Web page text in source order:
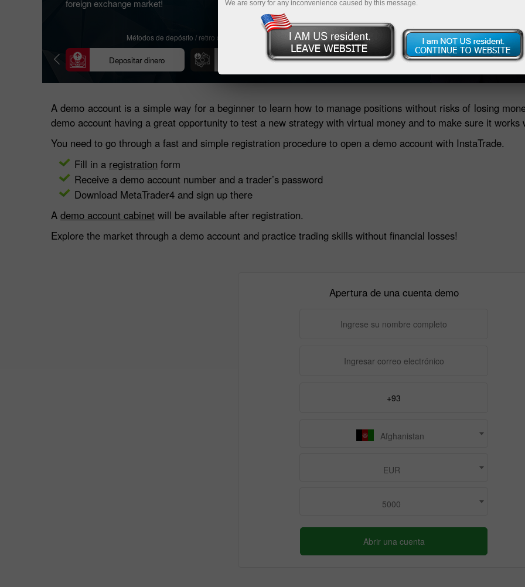
foreign exchange market!
Métodos de depósito / retiro de fondos
Depositar dinero Retirar dinero
Operaciones en el navegador
A demo account is a simple way for a beginner to learn how to manage positions without risks of losing
demo account having a great opportunity to test a new strategy with virtual money and to make sure it works
You need to go through a fast and simple registration procedure to open a demo account with InstaTrade.
Fill in a registration form
Receive a demo account number and a trader’s password
Download MetaTrader4 and sign up there
A demo account cabinet will be available after registration.
Explore the market through a demo account and practice trading skills without financial losses!
Apertura de una cuenta demo
Afghanistan
EUR
5000
Abrir una cuenta
We are sorry for any inconvenience caused by this message.